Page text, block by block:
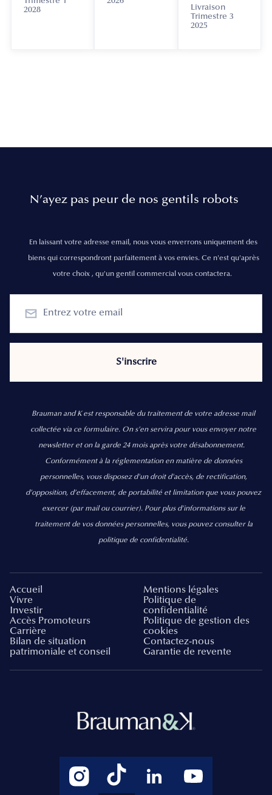
2028
Livraison
Trimestre 3
2025
N’ayez pas peur de nos gentils robots
En laissant votre adresse email, nous vous enverrons uniquement des
biens qui correspondront parfaitement à vos envies. Ce n'est qu'après
votre choix , qu'un gentil commercial vous contactera.
Brauman and K est responsable du traitement de votre adresse mail
collectée via ce formulaire. On s’en servira pour vous envoyer notre
newsletter et on la garde 24 mois après votre désabonnement.
Conformément à la réglementation en matière de données
personnelles, vous disposez d'un droit d'accès, de rectification,
d’opposition, d’effacement, de portabilité et limitation que vous pouvez
exercer (par mail ou courrier). Pour plus d’informations sur le
traitement de vos données personnelles, vous pouvez consulter la
politique de confidentialité.
Accueil
Vivre
Investir
Accès Promoteurs
Carrière
Bilan de situation
patrimoniale et conseil
Mentions légales
Politique de
confidentialité
Politique de gestion des
cookies
Contactez-nous
Garantie de revente